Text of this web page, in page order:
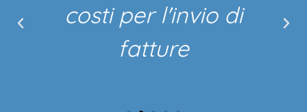
costi per l'invio di
fatture